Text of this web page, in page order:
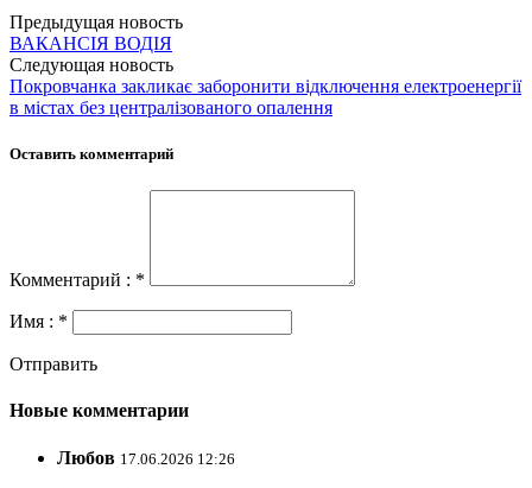
Предыдущая новость
ВАКАНСІЯ ВОДІЯ
Следующая новость
Покровчанка закликає заборонити відключення електроенергії
в містах без централізованого опалення
Оставить комментарий
Комментарий : *
Имя : *
Отправить
Новые комментарии
Любов 17.06.2026 12:26